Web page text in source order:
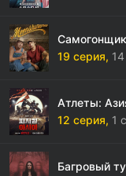
19 серия,
Атлеты:
12 серия, 1
Багровый